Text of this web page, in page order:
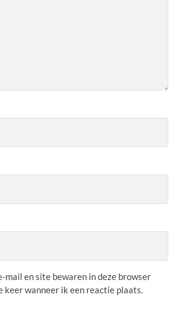
mail en site bewaren in deze browser
keer wanneer ik een reactie plaats.